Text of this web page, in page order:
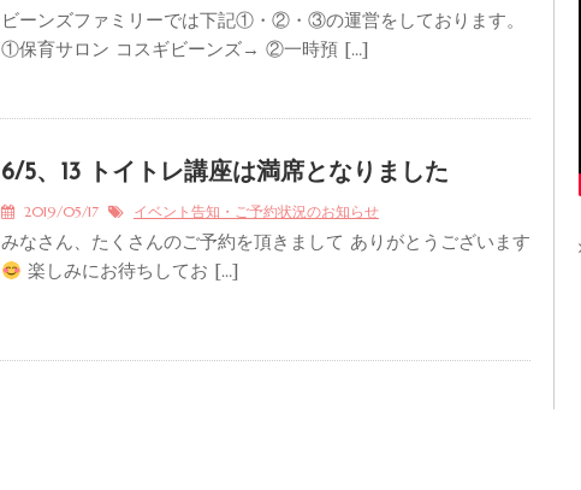
ビーンズファミリーでは下記①・②・③の運営をしております。
①保育サロン コスギビーンズ→ ②一時預 […]
6/5、13 トイトレ講座は満席となりました
2019/05/17 イベント告知・ご予約状況のお知らせ
みなさん、たくさんのご予約を頂きまして ありがとうございます
楽しみにお待ちしてお […]